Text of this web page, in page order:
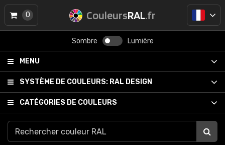
CouleursRAL.fr
Sombre Lumière
MENU
SYSTÈME DE COULEURS: RAL DESIGN
CATÉGORIES DE COULEURS
0